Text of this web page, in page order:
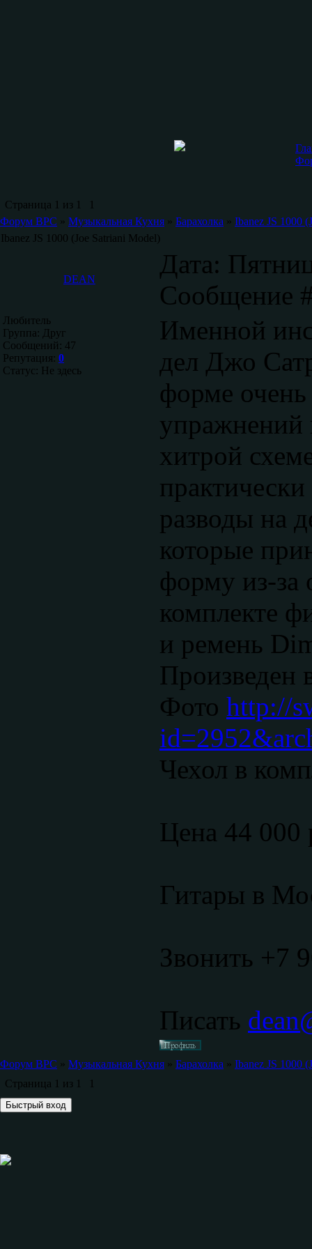
Страница 1 из 1
1
Форум ВРС » Музыкальная Кухня » Барахолка » Ibanez JS 1000
Ibanez JS 1000 (Joe Satriani Model)
DEAN
Дата:
Сообщение
Любитель
Группа: Друг
Сообщений: 47
Репутация: 0
Статус: Не здесь
Именной
дел Джо
форме
упражнений
хитрой
разводы на
которые
форму из-за
комплекте
и ремень
Произведен
Фото http://
Чехол в
Цена 44 000
Гитары в
Звонить +7
Писать
Форум ВРС » Музыкальная Кухня » Барахолка » Ibanez JS 1000
Страница 1 из 1 1